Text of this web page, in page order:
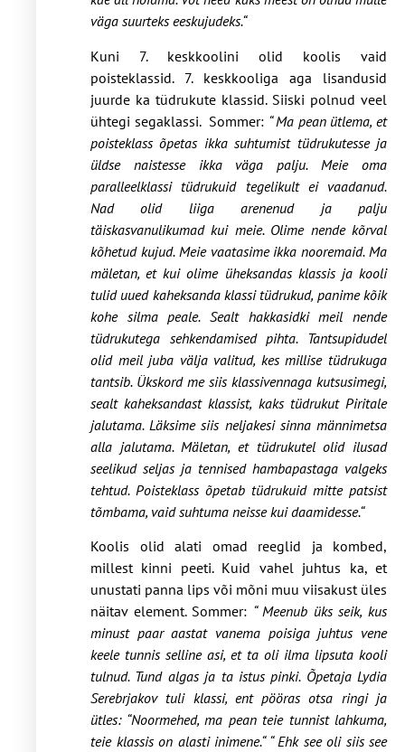
väga suurteks eeskujudeks.“
Kuni 7. keskkoolini olid koolis vaid
poisteklassid. 7. keskkooliga aga lisandusid
juurde ka tüdrukute klassid. Siiski polnud veel
ühtegi segaklassi. Sommer: “ Ma pean ütlema, et
poisteklass õpetas ikka suhtumist tüdrukutesse ja
üldse naistesse ikka väga palju. Meie oma
paralleelklassi tüdrukuid tegelikult ei vaadanud.
Nad olid liiga arenenud ja palju
täiskasvanulikumad kui meie. Olime nende kõrval
kõhetud kujud. Meie vaatasime ikka nooremaid. Ma
mäletan, et kui olime üheksandas klassis ja kooli
tulid uued kaheksanda klassi tüdrukud, panime kõik
kohe silma peale. Sealt hakkasidki meil nende
tüdrukutega sehkendamised pihta. Tantsupidudel
olid meil juba välja valitud, kes millise tüdrukuga
tantsib. Ükskord me siis klassivennaga kutsusimegi,
sealt kaheksandast klassist, kaks tüdrukut Piritale
jalutama. Läksime siis neljakesi sinna männimetsa
alla jalutama. Mäletan, et tüdrukutel olid ilusad
seelikud seljas ja tennised hambapastaga valgeks
tehtud. Poisteklass õpetab tüdrukuid mitte patsist
tõmbama, vaid suhtuma neisse kui daamidesse.“
Koolis olid alati omad reeglid ja kombed,
millest kinni peeti. Kuid vahel juhtus ka, et
unustati panna lips või mõni muu viisakust üles
näitav element. Sommer: “ Meenub üks seik, kus
minust paar aastat vanema poisiga juhtus vene
keele tunnis selline asi, et ta oli ilma lipsuta kooli
tulnud. Tund algas ja ta istus pinki. Õpetaja Lydia
Serebrjakov tuli klassi, ent pööras otsa ringi ja
ütles: “Noormehed, ma pean teie tunnist lahkuma,
teie klassis on alasti inimene.“ “ Ehk see oli siis see